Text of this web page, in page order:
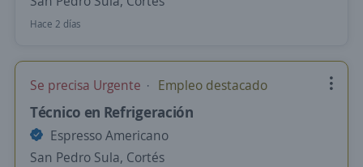
Hace 2 días
Se precisa Urgente Empleo destacado
Técnico en Refrigeración
Espresso Americano
San Pedro Sula, Cortés